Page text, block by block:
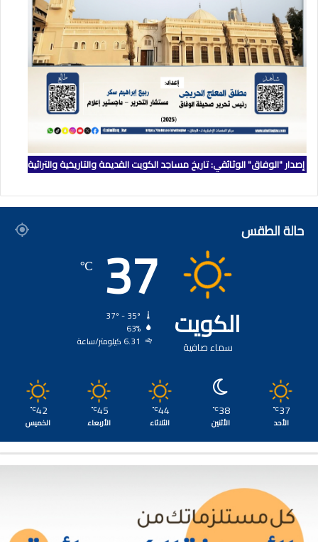
إصدار "الوفاق" الوثائقي: تاريخ مساجد الكويت القديمة والتاريخية والتراثية
حالة الطقس
الكويت
سماء صافية
37
℃
63%
6.31 كيلومتر/ساعة
37
℃
الأحد
38
℃
الأثنين
44
℃
الثلاثاء
45
℃
الأربعاء
42
℃
الخميس